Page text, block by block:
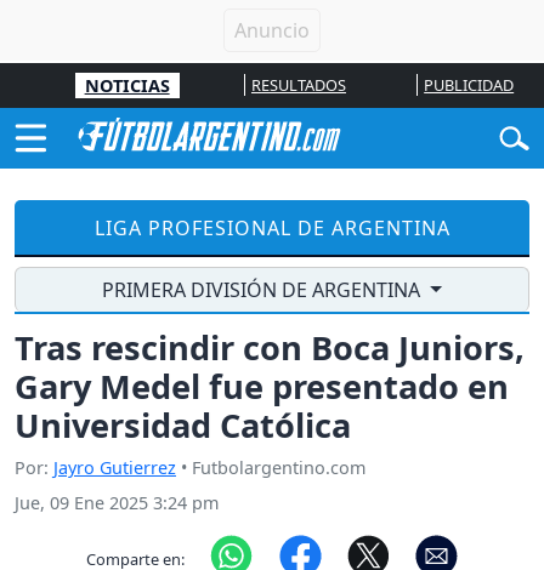
NOTICIAS RESULTADOS PUBLICIDAD
LIGA PROFESIONAL DE ARGENTINA
PRIMERA DIVISIÓN DE ARGENTINA
Tras rescindir con Boca Juniors,
Gary Medel fue presentado en
Universidad Católica
Por: Jayro Gutierrez • Futbolargentino.com
Jue, 09 Ene 2025 3:24 pm
Comparte en: